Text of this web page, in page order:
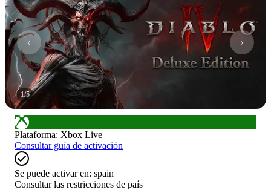
1/5
Plataforma: Xbox Live
Consultar guía de activación
Se puede activar en: spain
Consultar las restricciones de país